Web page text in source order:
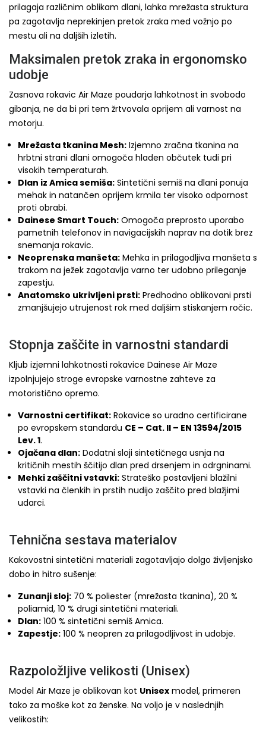
prilagaja različnim oblikam dlani, lahka mrežasta struktura
pa zagotavlja neprekinjen pretok zraka med vožnjo po
mestu ali na daljših izletih.
Maksimalen pretok zraka in ergonomsko
udobje
Zasnova rokavic Air Maze poudarja lahkotnost in svobodo
gibanja, ne da bi pri tem žrtvovala oprijem ali varnost na
motorju.
Mrežasta tkanina Mesh: Izjemno zračna tkanina na
hrbtni strani dlani omogoča hladen občutek tudi pri
visokih temperaturah.
Dlan iz Amica semiša: Sintetični semiš na dlani ponuja
mehak in natančen oprijem krmila ter visoko odpornost
proti obrabi.
Dainese Smart Touch: Omogoča preprosto uporabo
pametnih telefonov in navigacijskih naprav na dotik brez
snemanja rokavic.
Neoprenska manšeta: Mehka in prilagodljiva manšeta s
trakom na ježek zagotavlja varno ter udobno prileganje
zapestju.
Anatomsko ukrivljeni prsti: Predhodno oblikovani prsti
zmanjšujejo utrujenost rok med daljšim stiskanjem ročic.
Stopnja zaščite in varnostni standardi
Kljub izjemni lahkotnosti rokavice Dainese Air Maze
izpolnjujejo stroge evropske varnostne zahteve za
motoristično opremo.
Varnostni certifikat: Rokavice so uradno certificirane
po evropskem standardu CE – Cat. II – EN 13594/2015
Lev. 1.
Ojačana dlan: Dodatni sloji sintetičnega usnja na
kritičnih mestih ščitijo dlan pred drsenjem in odrgninami.
Mehki zaščitni vstavki: Strateško postavljeni blažilni
vstavki na členkih in prstih nudijo zaščito pred blažjimi
udarci.
Tehnična sestava materialov
Kakovostni sintetični materiali zagotavljajo dolgo življenjsko
dobo in hitro sušenje:
Zunanji sloj: 70 % poliester (mrežasta tkanina), 20 %
poliamid, 10 % drugi sintetični materiali.
Dlan: 100 % sintetični semiš Amica.
Zapestje: 100 % neopren za prilagodljivost in udobje.
Razpoložljive velikosti (Unisex)
Model Air Maze je oblikovan kot Unisex model, primeren
tako za moške kot za ženske. Na voljo je v naslednjih
velikostih: